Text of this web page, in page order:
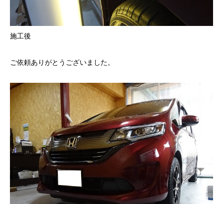
施工後
ご依頼ありがとうございました。